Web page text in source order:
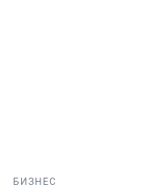
БИЗНЕС